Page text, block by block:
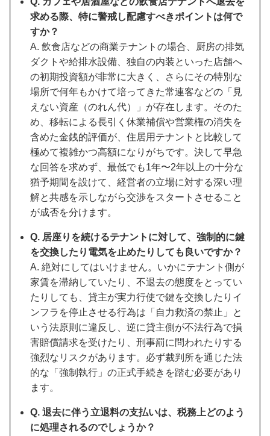
求める際、特に警戒し配慮すべきポイントは何で
すか？
A. 飲食店などの商業テナントの場合、厨房の排気
ダクトや給排水設備、独自の内装といった店舗へ
の初期投資額が非常に大きく、さらにその特別な
場所で何年もかけて培ってきた常連客などの「見
えない資産（のれん代）」が存在します。そのた
め、移転による長引く休業補償や営業権の消失を
含めた金銭的評価が、住居用テナントと比較して
極めて複雑かつ高額になりがちです。決して早急
な回答を求めず、最低でも1年〜2年以上の十分な
猶予期間を設けて、経営者の立場に対する深い理
解と共感を示しながら交渉をスタートさせること
が成否を分けます。
Q. 居座りを続けるテナントに対して、強制的に鍵
を交換したり電気を止めたりしても良いですか？
A. 絶対にしてはいけません。いかにテナント側が
家賃を滞納していたり、不退去の態度をとってい
たりしても、貸主が実力行使で鍵を交換したりイ
ンフラを停止させる行為は「自力救済の禁止」と
いう法原則に違反し、逆に貸主側が不法行為で損
害賠償請求を受けたり、刑事罰に問われたりする
強烈なリスクがあります。必ず裁判所を通じた法
的な「強制執行」の正式手続きを踏む必要があり
ます。
Q. 退去に伴う立退料の支払いは、税務上どのよう
に処理されるのでしょうか？